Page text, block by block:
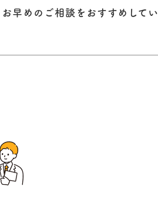
早めのご相談をおすすめしてい